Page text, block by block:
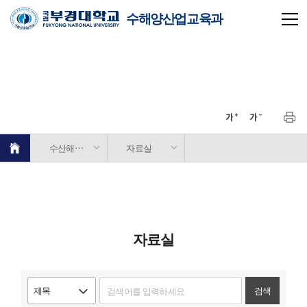
수해양산업교육과
수산해양교육연구소 자료실
자료실
검색